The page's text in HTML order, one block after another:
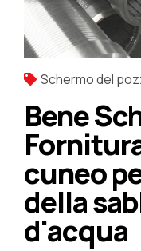
Schermo del
Bene
cuneo
della
d'acqua